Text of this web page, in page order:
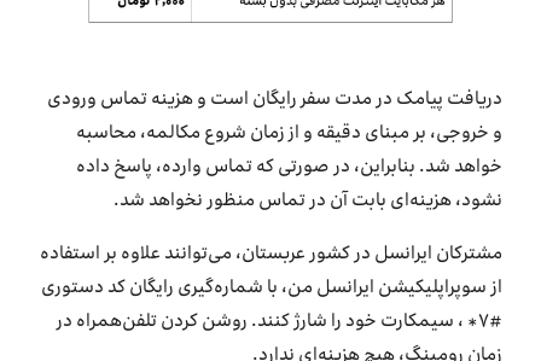
دریافت پیامک در مدت سفر رایگان است و هزینه تماس ورودی
و خروجی، بر مبنای دقیقه و از زمان شروع مکالمه، محاسبه
خواهد شد. بنابراین، در صورتی که تماس وارده، پاسخ داده
نشود، هزینه‌ای بابت آن در تماس منظور نخواهد شد.
مشترکان ایرانسل در کشور عربستان، می‌توانند علاوه بر استفاده
از سوپراپلیکیشن ایرانسل من، با شماره‌گیری رایگان کد دستوری
#۷* ، سیمکارت خود را شارژ کنند. روشن کردن تلفن‌همراه در